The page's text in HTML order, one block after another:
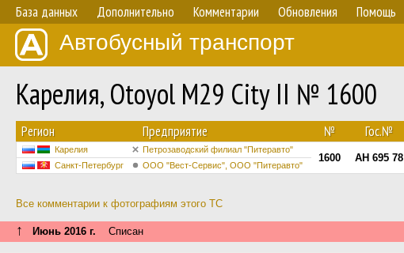
База данных Дополнительно Комментарии Обновления Помощь
Автобусный транспорт
Карелия, Otoyol M29 City II № 1600
Регион Предприятие № Гос.№
Карелия Петрозаводский филиал "Питеравто"
1600 АН 695 78
Санкт-Петербург ООО "Вест-Сервис", ООО "Питеравто"
Все комментарии к фотографиям этого ТС
↑ Июнь 2016 г. Списан